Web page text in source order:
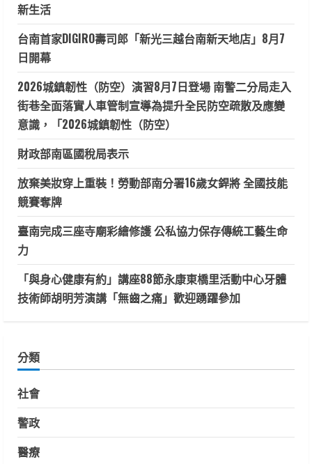
新生活
台南首家DIGIRO壽司郎「新光三越台南新天地店」8月7
日開幕
2026城鎮韌性（防空）演習8月7日登場 南警二分局走入
街巷全面落實人車管制宣導為提升全民防空疏散及應變
意識，「2026城鎮韌性（防空）
財政部南區國稅局表示
放棄美妝穿上重裝！勞動部南分署16歲女銲將 全國技能
競賽奪牌
臺南完成三座寺廟彩繪修護 公私協力保存傳統工藝生命
力
「與身心健康有約」講座88節永康東橋里活動中心牙體
技術師胡明芳演講「無齒之痛」歡迎踴躍參加
分類
社會
警政
醫療